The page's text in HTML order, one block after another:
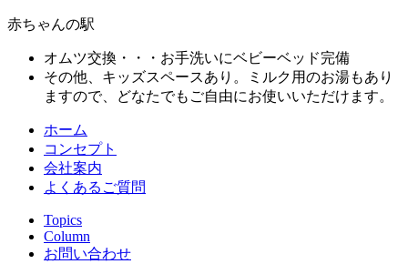
赤ちゃんの駅
オムツ交換・・・お手洗いにベビーベッド完備
その他、キッズスペースあり。ミルク用のお湯もあり
ますので、どなたでもご自由にお使いいただけます。
ホーム
コンセプト
会社案内
よくあるご質問
Topics
Column
お問い合わせ